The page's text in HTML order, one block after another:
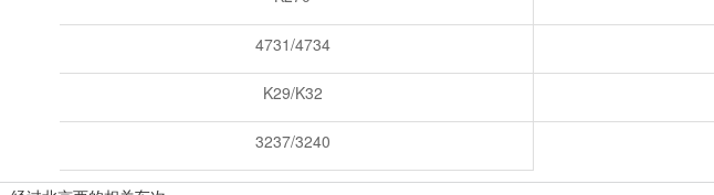
4731/4734
K29/K32
3237/3240